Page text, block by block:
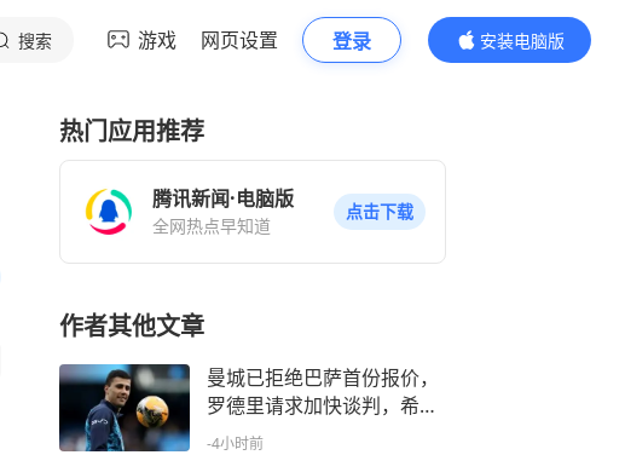
搜索 游戏 网页设置 登录
安装电脑版
内容更精彩
热门应用推荐
腾讯新闻·电脑版
全网热点早知道
点击下载
作者其他文章
曼城已拒绝巴萨首份报价，
罗德里请求加快谈判，希望
下周参加球队训练
-4小时前